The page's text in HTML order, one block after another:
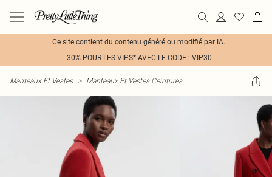
Ce site contient du contenu généré ou modifié par IA.
-30% POUR LES VIPS* AVEC LE CODE : VIP30
Manteaux Et Vestes > Manteaux Et Vestes Ceinturés